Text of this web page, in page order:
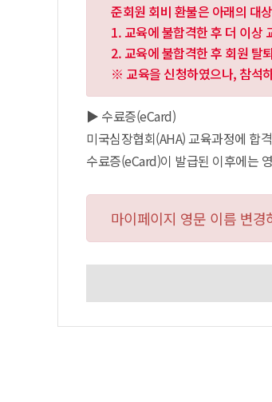
준회원 회비 환불은 아래의 대
1. 교육에 불합격한 후 더 이상
2. 교육에 불합격한 후 회원 탈
※ 교육을 신청하였으나, 참석
▶ 수료증(eCard)
미국심장협회(AHA) 교육과정에 합
수료증(eCard)이 발급된 이후에는
마이페이지 영문 이름 변경